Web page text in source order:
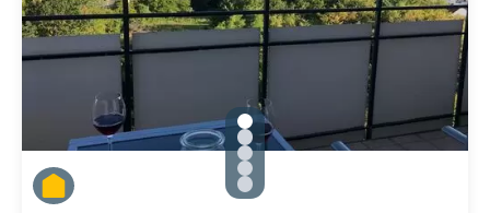
gallery.slide_selector
Zu Slide 1 wechseln
Zu Slide 2 wechseln
Zu Slide 3 wechseln
Zu Slide 4 wechseln
Zu Slide 5 wechseln